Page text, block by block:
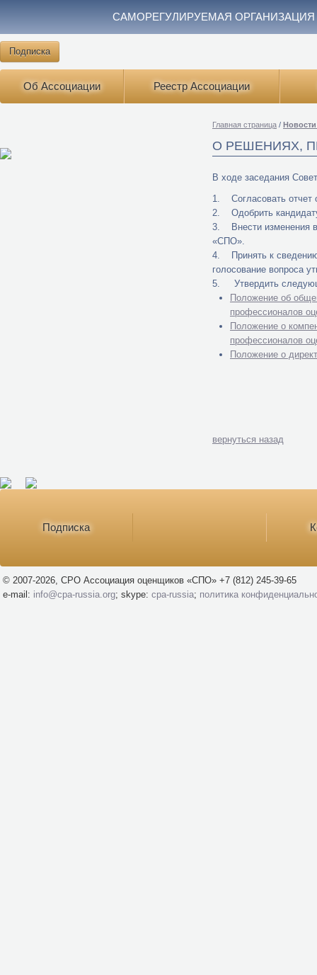
САМОРЕГУЛИРУЕМАЯ
Подписка
Об Ассоциации Реестр Ассоциации
Главная страница /
О РЕШЕНИЯХ,
В ходе заседания
1. Согласовать отчет
2. Одобрить
3. Внести изменения
«СПО».
4. Принять к сведению
голосование вопроса
5. Утвердить
Положение об
профессионалов
Положение о
профессионалов
Положение о
вернуться назад
Подписка
© 2007-2026, СРО Ассоциация оценщиков «СПО» +7 (812) 245-39-65
e-mail: info@cpa-russia.org; skype: cpa-russia; политика